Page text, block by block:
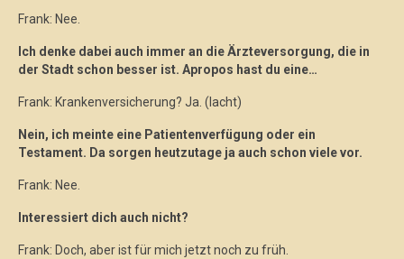
Frank: Nee.
Ich denke dabei auch immer an die Ärzteversorgung, die in
der Stadt schon besser ist. Apropos hast du eine…
Frank: Krankenversicherung? Ja. (lacht)
Nein, ich meinte eine Patientenverfügung oder ein
Testament. Da sorgen heutzutage ja auch schon viele vor.
Frank: Nee.
Interessiert dich auch nicht?
Frank: Doch, aber ist für mich jetzt noch zu früh.